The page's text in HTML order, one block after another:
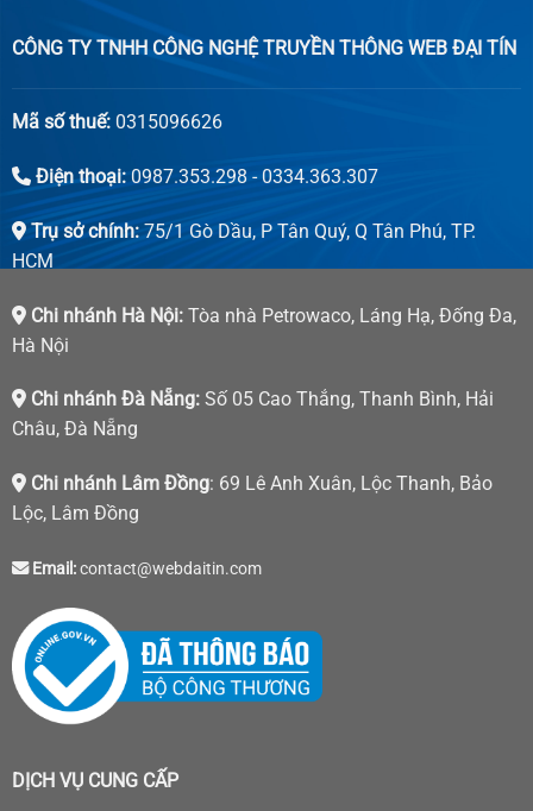
CÔNG TY TNHH CÔNG NGHỆ TRUYỀN THÔNG WEB ĐẠI TÍN
Mã số thuế:0315096626
Điện thoại:0987.353.298 - 0334.363.307
Trụ sở chính:75/1 Gò Dầu, P Tân Quý, Q Tân Phú, TP.
HCM
Chi nhánh Hà Nội:Tòa nhà Petrowaco, Láng Hạ, Đống Đa,
Hà Nội
Chi nhánh Đà Nẵng:Số 05 Cao Thắng, Thanh Bình, Hải
Châu, Đà Nẵng
Chi nhánh Lâm Đồng: 69 Lê Anh Xuân, Lộc Thanh, Bảo
Lộc, Lâm Đồng
Email:contact@webdaitin.com
DỊCH VỤ CUNG CẤP